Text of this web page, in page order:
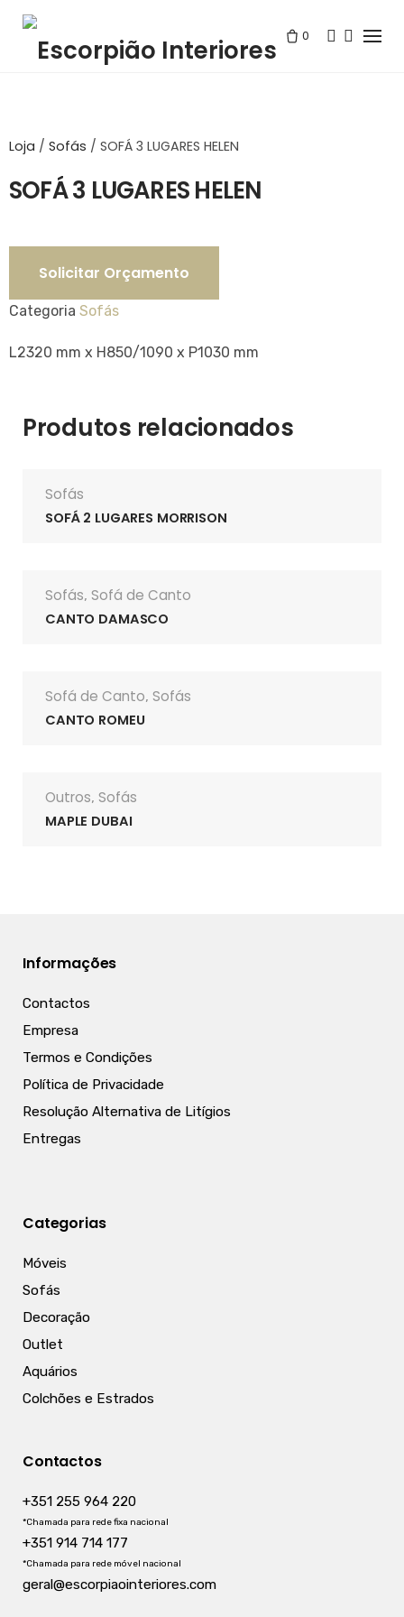
Skip
content
0
Loja / Sofás / SOFÁ 3 LUGARES HELEN
SOFÁ 3 LUGARES HELEN
Solicitar Orçamento
Categoria Sofás
L2320 mm x H850/1090 x P1030 mm
Produtos relacionados
Sofás
SOFÁ 2 LUGARES MORRISON
Sofás, Sofá de Canto
CANTO DAMASCO
Sofá de Canto, Sofás
CANTO ROMEU
Outros, Sofás
MAPLE DUBAI
Informações
Contactos
Empresa
Termos e Condições
Política de Privacidade
Resolução Alternativa de Litígios
Entregas
Categorias
Móveis
Sofás
Decoração
Outlet
Aquários
Colchões e Estrados
Contactos
+351 255 964 220
*Chamada para rede fixa nacional
+351 914 714 177
*Chamada para rede móvel nacional
geral@escorpiaointeriores.com